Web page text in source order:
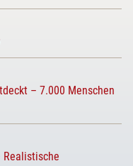
– 7.000 Menschen
Realistische